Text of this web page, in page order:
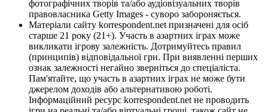
фотографічних творів та/або аудіовізуальних творів
правовласника Getty Images - суворо забороняється.
Матеріали сайту korrespondent.net призначені для осіб
старше 21 року (21+). Участь в азартних іграх може
викликати ігрову залежність. Дотримуйтесь правил
(принципів) відповідальної гри. При виявленні перших
ознак залежності негайно зверніться до спеціаліста.
Пам'ятайте, що участь в азартних іграх не може бути
джерелом доходів або альтернативою роботі.
Інформаційний ресурс korrespondent.net не проводить